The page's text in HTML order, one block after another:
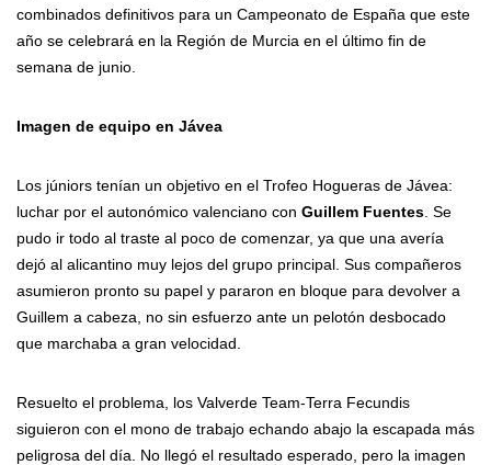
combinados definitivos para un Campeonato de España que este
año se celebrará en la Región de Murcia en el último fin de
semana de junio.
Imagen de equipo en Jávea
Los júniors tenían un objetivo en el Trofeo Hogueras de Jávea:
luchar por el autonómico valenciano con Guillem Fuentes . Se
pudo ir todo al traste al poco de comenzar, ya que una avería
dejó al alicantino muy lejos del grupo principal. Sus compañeros
asumieron pronto su papel y pararon en bloque para devolver a
Guillem a cabeza, no sin esfuerzo ante un pelotón desbocado
que marchaba a gran velocidad.
Resuelto el problema, los Valverde Team-Terra Fecundis
siguieron con el mono de trabajo echando abajo la escapada más
peligrosa del día. No llegó el resultado esperado, pero la imagen